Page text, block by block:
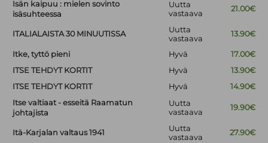
Isän kaipuu : mielen sovinto
isäsuhteessa
Uutta
vastaava
21.00€
ITALIALAISTA 30 MINUUTISSA
Uutta
vastaava
13.90€
Itke, tyttö pieni Hyvä
17.00€
ITSE TEHDYT KORTIT
Hyvä
13.90€
ITSE TEHDYT KORTIT
Hyvä
14.90€
Itse valtiaat - esseitä Raamatun
johtajista
Uutta
vastaava
19.90€
Itä-Karjalan valtaus 1941
Uutta
vastaava
27.90€